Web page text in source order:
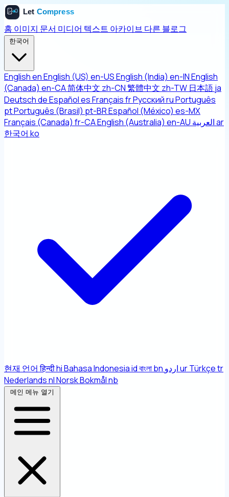
홈 이미지 문서 미디어 텍스트 아카이브 다른 블로그
한국어
EnglishenEnglish (US) en-USEnglish (India) en-INEnglish
(Canada) en-CA简体中文 zh-CN繁體中文 zh-TW 日本語ja
DeutschdeEspañolesFrançaisfrРусскийruPortuguês
ptPortuguês (Brasil) pt-BREspañol (México) es-MX
Français (Canada) fr-CAEnglish (Australia) en-AU العربيةar
한국어 ko
현재 언어 हिन्दीhiBahasa Indonesiaidবাংলাbn اردوurTürkçetr
NederlandsnlNorsk Bokmålnb
메인 메뉴 열기